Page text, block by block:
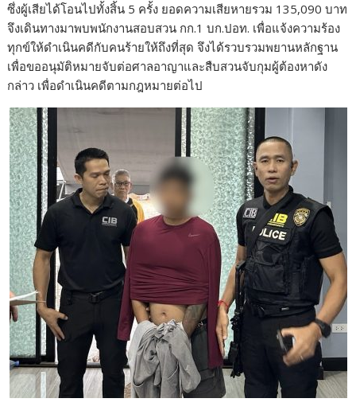
ซึ่งผู้เสียได้โอนไปทั้งสิ้น 5 ครั้ง ยอดความเสียหายรวม 135,090 บาท
จึงเดินทางมาพบพนักงานสอบสวน กก.1 บก.ปอท. เพื่อแจ้งความร้อง
ทุกข์ให้ดำเนินคดีกับคนร้ายให้ถึงที่สุด จึงได้รวบรวมพยานหลักฐาน
เพื่อขออนุมัติหมายจับต่อศาลอาญาและสืบสวนจับกุมผู้ต้องหาดัง
กล่าว เพื่อดำเนินคดีตามกฎหมายต่อไป